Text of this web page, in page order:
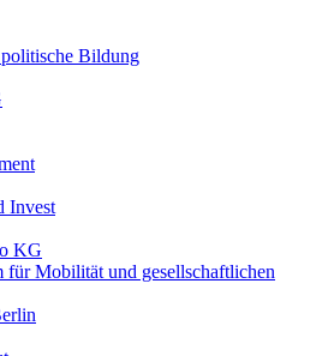
Bildung
Invest
KG
für Mobilität und gesellschaftlichen